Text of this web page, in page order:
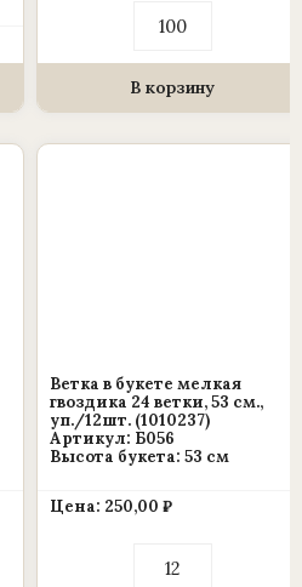
товара
одиночный
(34
см)
В корзину
Ветка в букете мелкая
гвоздика 24 ветки, 53 см.,
уп./12шт. (1010237)
Артикул: Б056
Высота букета: 53 см
Цена: 250,00 ₽
товара